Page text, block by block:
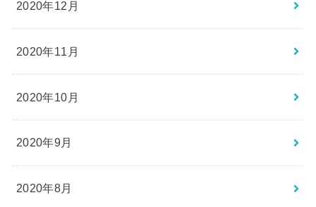
2020年12月
2020年11月
2020年10月
2020年9月
2020年8月